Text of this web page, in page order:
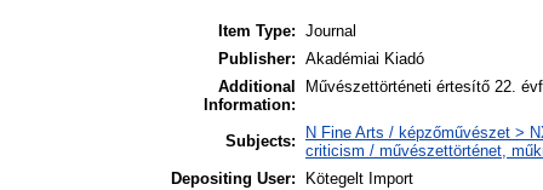
Item Type: Journal
Publisher: Akadémiai Kiadó
Additional
Information:
Művészettörténeti értesítő 22.
Subjects:
N Fine Arts / képzőművészet >
criticism / művészettörténet,
Depositing User:
Kötegelt Import